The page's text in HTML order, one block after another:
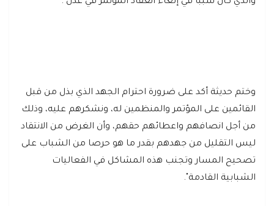
وختم حديثة أكد على ضرورة احترام الجهد الذي بذل من قبل
القائمين على المؤتمر والمنظمين له، ونشكرهم عليه، وذلك
من أجل انصافهم واعطائهم حقهم، وأن الغرض من الانتقاد
ليس التقليل من جهدهم بقدر ما هو حرصا من الشباب على
تصحيح المسار وتجنب هذه المشاكل في الفعاليات
الشبابية القادمة".